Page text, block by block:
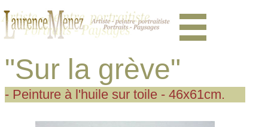
"Sur la grève"
- Peinture à l'huile sur toile - 46x61cm.